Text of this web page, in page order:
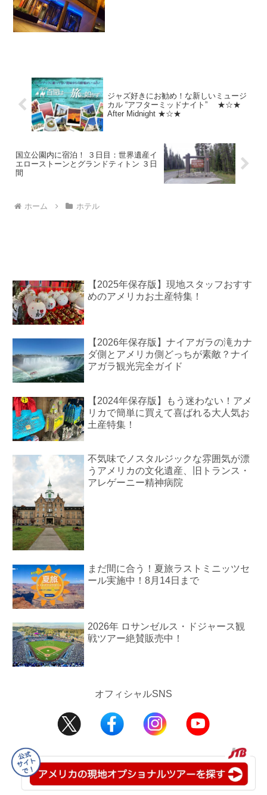
ジャズ好きにお勧め！な新しいミュージ
カル “アフターミッドナイト” ★☆★
After Midnight ★☆★
国立公園内に宿泊！ ３日目：世界遺産イ
エローストーンとグランドティトン ３日
間
ホーム ホテル
【2025年保存版】現地スタッフおすす
めのアメリカお土産特集！
【2026年保存版】ナイアガラの滝カナ
ダ側とアメリカ側どっちが素敵？ナイ
アガラ観光完全ガイド
【2024年保存版】もう迷わない！アメ
リカで簡単に買えて喜ばれる大人気お
土産特集！
不気味でノスタルジックな雰囲気が漂
うアメリカの文化遺産、旧トランス・
アレゲーニー精神病院
まだ間に合う！夏旅ラストミニッツセ
ール実施中！8月14日まで
2026年 ロサンゼルス・ドジャース観
戦ツアー絶賛販売中！
オフィシャルSNS